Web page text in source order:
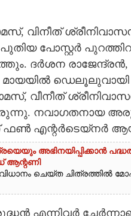
പുതിയ പോസ്റ്റർ
ദർശന
മായയിൽ
വീനീത്
നവാഗതനായ
ഫൺ എന്റർടെയ്നർ
അഭിനയിപ്പിക്കാൻ
ആന്റണി
ചെയ്ത ചിത്രത്തിൽ
എന്നിവർ